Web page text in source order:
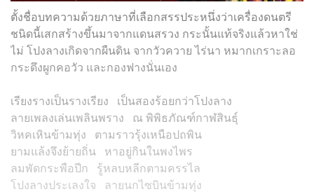
ตั้งชื่อบทความด้วยภาษาที่เลือกสรรประหนึ่งว่าเครื่องดนตรี
ชนิดนี้เสกสร้างขึ้นมาจากแดนสรวง กระนั้น​แท้จริงแล้วหาใช่
ไม่ โปงลางเกิดจากผืนดิน จากวัวควาย ไร่นา หมากเกราะลอ
กระดึงผูกคอวัว และกองฟางนั่นเอง​
​​เรียงรางเป็นรางเรียง​ เป็นสองร้อยกว่าโปงลาง
ลายเพลงเล่นเพลินพราง​ ณ พิพิธภัณฑ์กาฬสินธุ์
​วิหคเหินข้ามทุ่ง​ ตามราวรุ้งเหนือปถพิน
ยามแล้งจึงย้ายถิ่น​​ หาอยู่กินในพงไพร
ลมพัดกระพือปีก​ รู้หลบหลีกตามครรไล
โปงลางประเลงใจ​​ ลายนกไซบินข้ามทุ่ง